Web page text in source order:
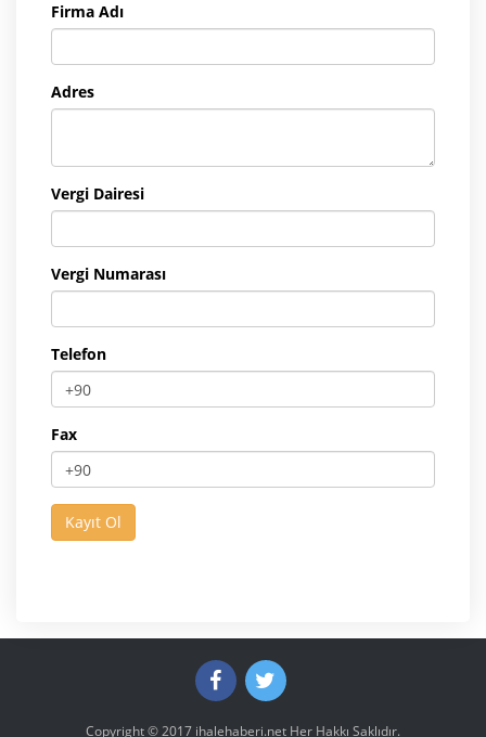
Firma Adı
Adres
Vergi Dairesi
Vergi Numarası
Telefon
Fax
Copyright © 2017 ihalehaberi.net Her Hakkı Saklıdır.